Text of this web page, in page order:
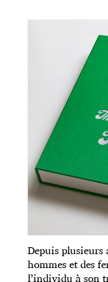
Depuis plusieurs
hommes et des
l’individu à son